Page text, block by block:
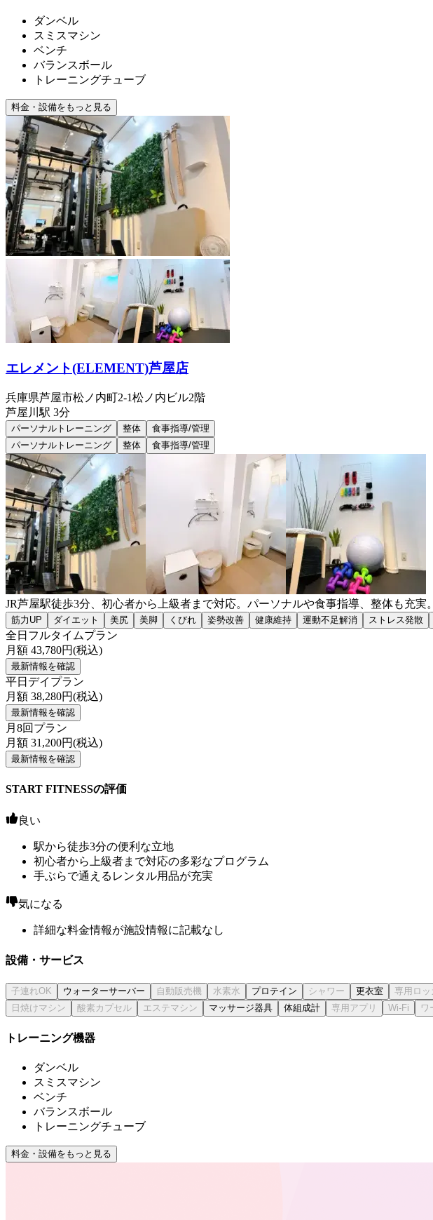
ダンベル
スミスマシン
ベンチ
バランスボール
トレーニングチューブ
料金・設備をもっと見る
エレメント(ELEMENT)芦屋店
兵庫県芦屋市松ノ内町2-1松ノ内ビル2階
芦屋川 駅 3分
パーソナルトレーニング 整体
食事指導/管理
パーソナルトレーニング
整体 食事指導/管理
JR芦屋駅徒歩3分、初心者から上級者まで対応。パーソナルや食事指導、整体も充実。
筋力UP ダイエット 美尻 美脚 くびれ 姿勢改善 健康維持 運動不足解消 ストレス発散
全日フルタイムプラン
月額 43,780円(税込)
最新情報を確認
平日デイプラン
月額 38,280円(税込)
最新情報を確認
月8回プラン
月額 31,200円(税込)
最新情報を確認
START FITNESSの評価
良い
駅から徒歩3分の便利な立地
初心者から上級者まで対応の多彩なプログラム
手ぶらで通えるレンタル用品が充実
気になる
詳細な料金情報が施設情報に記載なし
設備・サービス
ウォーターサーバー プロテイン
更衣室
マッサージ器具
体組成計
トレーニング機器
ダンベル
スミスマシン
ベンチ
バランスボール
トレーニングチューブ
料金・設備をもっと見る